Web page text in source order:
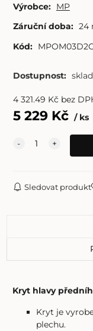
Výrobce: MP
Záruční doba: 24
Kód:
Dostupnost:
4 321.49 Kč bez
5 229Kč ks
Sledovat produkt
Kryt hlavy
Kryt je
plechu.